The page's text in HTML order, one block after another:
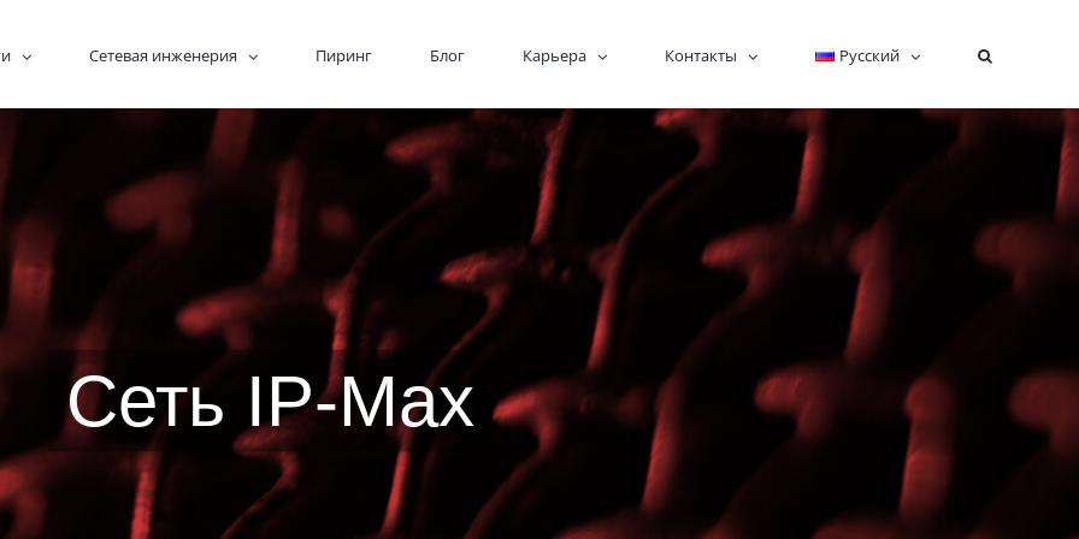
Сетевая инженерия Пиринг Блог Карьера Контакты Русский
Сеть IP-Max